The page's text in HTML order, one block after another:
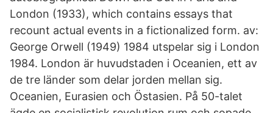
London (1933), which contains essays that
recount actual events in a fictionalized form. av:
George Orwell (1949) 1984 utspelar sig i London
1984. London är huvudstaden i Oceanien, ett av
de tre länder som delar jorden mellan sig.
Oceanien, Eurasien och Östasien. På 50-talet